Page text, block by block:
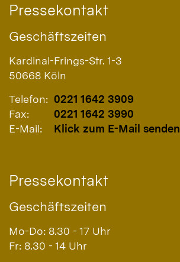
Pressekontakt
Geschäftszeiten
Kardinal-Frings-Str. 1-3
50668 Köln
Telefon: 0221 1642 3909
Fax:
0221 1642 3990
E-Mail:
Klick zum E-Mail senden
Pressekontakt
Geschäftszeiten
Mo-Do: 8.30 - 17 Uhr
Fr: 8.30 - 14 Uhr